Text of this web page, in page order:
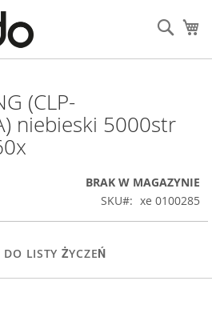
(CLP-
niebieski 5000str
BRAK W MAGAZYNIE
SKU
xe 0100285
DO LISTY ŻYCZEŃ